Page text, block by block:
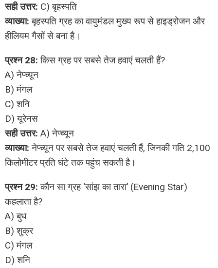
सही उत्तर: C) बृहस्पति
व्याख्या: बृहस्पति ग्रह का वायुमंडल मुख्य रूप से हाइड्रोजन और
हीलियम गैसों से बना है।
प्रश्न 28: किस ग्रह पर सबसे तेज हवाएं चलती हैं?
A) नेप्च्यून
B) मंगल
C) शनि
D) यूरेनस
सही उत्तर: A) नेप्च्यून
व्याख्या: नेप्च्यून पर सबसे तेज हवाएं चलती हैं, जिनकी गति 2,100
किलोमीटर प्रति घंटे तक पहुंच सकती है।
प्रश्न 29: कौन सा ग्रह ‘सांझ का तारा’ (Evening Star)
कहलाता है?
A) बुध
B) शुक्र
C) मंगल
D) शनि